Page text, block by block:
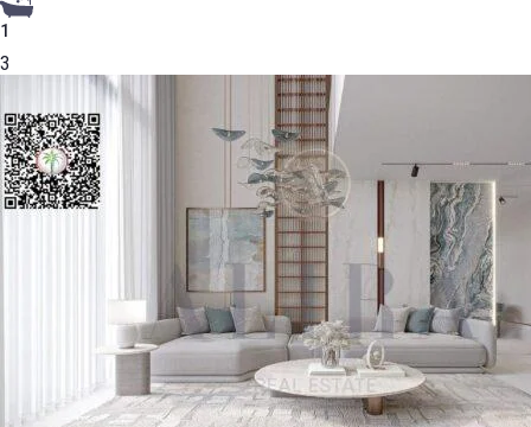
1
3